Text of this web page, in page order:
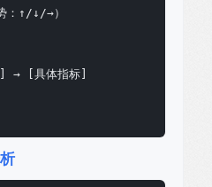
：↑/↓/→）
] → [具体指标]